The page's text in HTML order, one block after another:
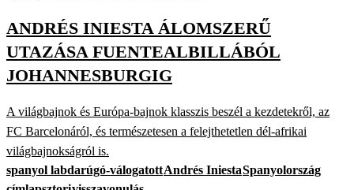
ANDRÉS INIESTA ÁLOMSZERŰ
UTAZÁSA FUENTEALBILLÁBÓL
JOHANNESBURGIG
A világbajnok és Európa-bajnok klasszis beszél a kezdetekről, az
FC Barcelonáról, és természetesen a felejthetetlen dél-afrikai
világbajnokságról is.
spanyol labdarúgó-válogatottAndrés IniestaSpanyolország